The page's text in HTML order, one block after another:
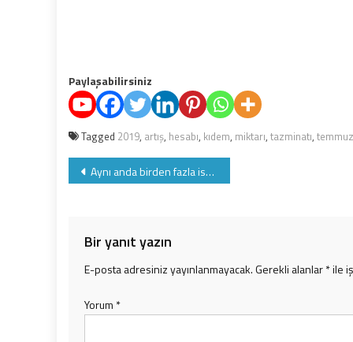
Paylaşabilirsiniz
Tagged 2019, artış, hesabı, kıdem, miktarı, tazminatı, temmuz
Yazı
Aynı anda birden fazla istirahat raporunun alınması halinde hakedilecek rapor ve süresi
Bir yanıt yazın
E-posta adresiniz yayınlanmayacak.Gerekli alanlar*ile
Yorum *